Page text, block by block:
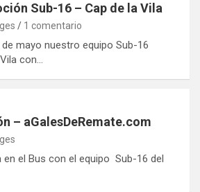
Sub-16 – Cap de la Vila
1 comentario
mayo nuestro equipo Sub-16
con…
– aGalesDeRemate.com
en el Bus con el equipo Sub-16 del